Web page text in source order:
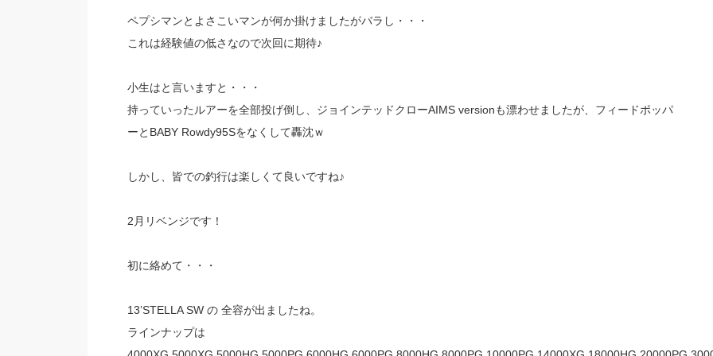
ペプシマンとよさこいマンが何か掛けましたがバラし・・・
これは経験値の低さなので次回に期待♪
小生はと言いますと・・・
持っていったルアーを全部投げ倒し、ジョインテッドクローAIMS versionも漂わせましたが、フィードポッパ
ーとBABY Rowdy95Sをなくして轟沈ｗ
しかし、皆での釣行は楽しくて良いですね♪
2月リベンジです！
初に絡めて・・・
13’STELLA SW の 全容が出ましたね。
ラインナップは